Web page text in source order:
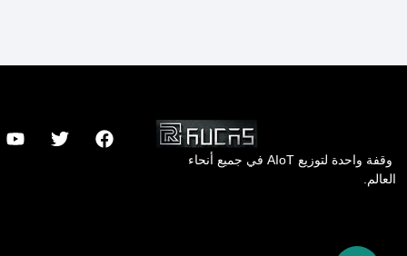
وقفة واحدة لتوزيع AIoT في جميع أنحاء
العالم.